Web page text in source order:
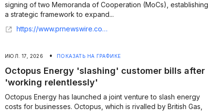
signing of two Memoranda of Cooperation (MoCs), establishing
a strategic framework to expand...
https://www.prnewswire.com/news-releases/chint-and-octopus-energy-sign-strategic-cooperation-agreements-to-accelerate-clean-energy-deployment-and-digital-energy-innovation-302832688.html
ИЮЛ. 17, 2026 • ПОКАЗАТЬ НА ГРАФИКЕ
Octopus Energy 'slashing' customer bills after
'working relentlessly'
Octopus Energy has launched a joint venture to slash energy
costs for businesses. Octopus, which is rivalled by British Gas,